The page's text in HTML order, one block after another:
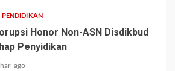
PENDIDIKAN
Honor Non-ASN Disdikbud
Penyidikan
ago